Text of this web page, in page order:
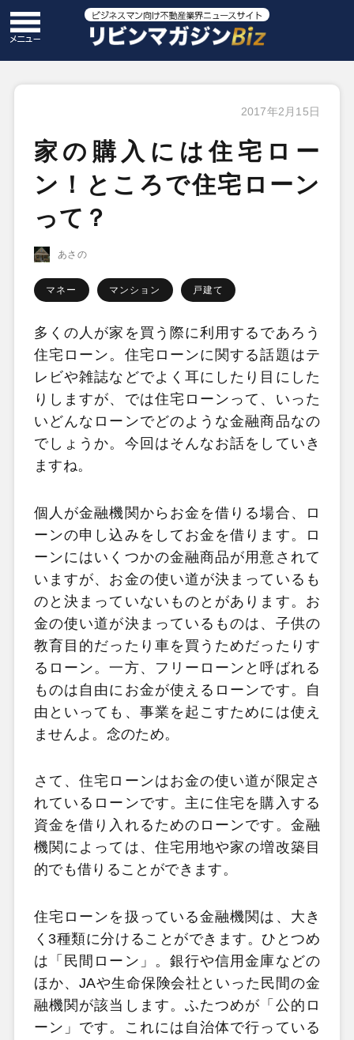
2017年2月15日
家の購入には住宅ロー
ン！ところで住宅ローン
って？
あさの
マネー マンション 戸建て
多くの人が家を買う際に利用するであろう
住宅ローン。住宅ローンに関する話題はテ
レビや雑誌などでよく耳にしたり目にした
りしますが、では住宅ローンって、いった
いどんなローンでどのような金融商品なの
でしょうか。今回はそんなお話をしていき
ますね。
個人が金融機関からお金を借りる場合、ロ
ーンの申し込みをしてお金を借ります。ロ
ーンにはいくつかの金融商品が用意されて
いますが、お金の使い道が決まっているも
のと決まっていないものとがあります。お
金の使い道が決まっているものは、子供の
教育目的だったり車を買うためだったりす
るローン。一方、フリーローンと呼ばれる
ものは自由にお金が使えるローンです。自
由といっても、事業を起こすためには使え
ませんよ。念のため。
さて、住宅ローンはお金の使い道が限定さ
れているローンです。主に住宅を購入する
資金を借り入れるためのローンです。金融
機関によっては、住宅用地や家の増改築目
的でも借りることができます。
住宅ローンを扱っている金融機関は、大き
く3種類に分けることができます。ひとつめ
は「民間ローン」。銀行や信用金庫などの
ほか、JAや生命保険会社といった民間の金
融機関が該当します。ふたつめが「公的ロ
ーン」です。これには自治体で行っている